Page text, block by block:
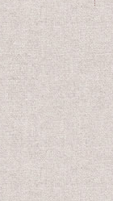
22,800円